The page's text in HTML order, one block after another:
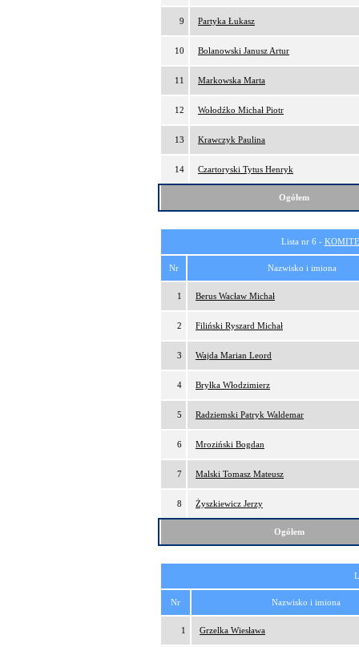
9 Partyka Łukasz
10 Bolanowski Janusz Artur
11 Markowska Marta
12 Wołodźko Michał Piotr
13 Krawczyk Paulina
14 Czartoryski Tytus Henryk
Ogółem
Lista nr 6 -
Nr Nazwisko i imiona
1 Berus Wacław Michał
2 Filiński Ryszard Michał
3 Wajda Marian Leord
4 Bryłka Włodzimierz
5 Radziemski Patryk Waldemar
6 Mroziński Bogdan
7 Malski Tomasz Mateusz
8 Żyszkiewicz Jerzy
Ogółem
Nr Nazwisko i imiona
1 Grzelka Wiesława